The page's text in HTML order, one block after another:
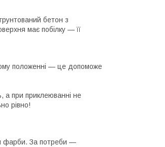
бетон з
має побілку — її
положенні — це допоможе
а при приклеюванні не
рівно!
фарби. За потреби —